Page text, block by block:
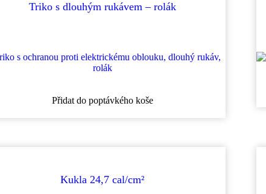
Triko s dlouhým rukávem – rolák
Přidat do poptávkého košeTento
má
Kukla 24,7 cal/cm²